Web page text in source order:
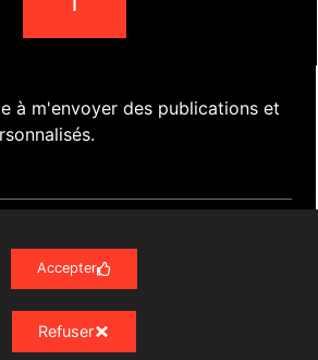
à m'envoyer des publications et
Presse
Accepter
Refuser